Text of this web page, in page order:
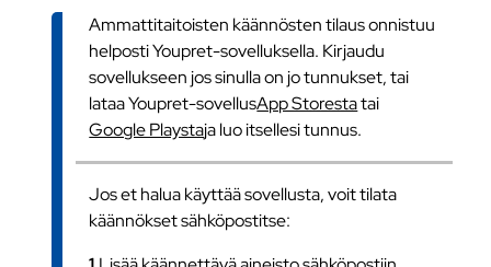
Ammattitaitoisten käännösten tilaus onnistuu
helposti Youpret-sovelluksella. Kirjaudu
sovellukseen jos sinulla on jo tunnukset, tai
lataa Youpret-sovellusApp Storestatai
Google Playstaja luo itsellesi tunnus.
Jos et halua käyttää sovellusta, voit tilata
käännökset sähköpostitse: